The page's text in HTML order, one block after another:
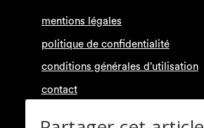
mentions légales
politique de confidentialité
conditions générales d’utilisation
contact